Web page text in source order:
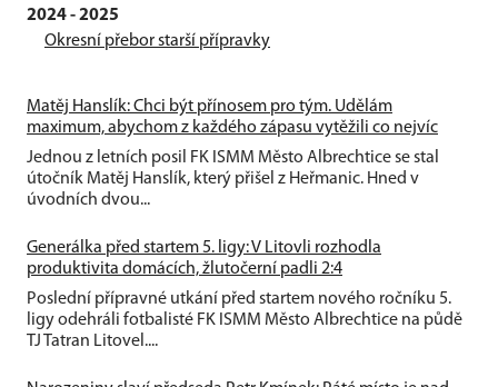
2024 - 2025
Okresní přebor starší přípravky
Matěj Hanslík: Chci být přínosem pro tým. Udělám
maximum, abychom z každého zápasu vytěžili co nejvíc
Jednou z letních posil FK ISMM Město Albrechtice se stal
útočník Matěj Hanslík, který přišel z Heřmanic. Hned v
úvodních dvou...
Generálka před startem 5. ligy: V Litovli rozhodla
produktivita domácích, žlutočerní padli 2:4
Poslední přípravné utkání před startem nového ročníku 5.
ligy odehráli fotbalisté FK ISMM Město Albrechtice na půdě
TJ Tatran Litovel....